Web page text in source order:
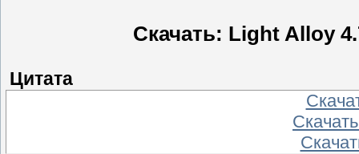
Скачать: Light Alloy
Цитата